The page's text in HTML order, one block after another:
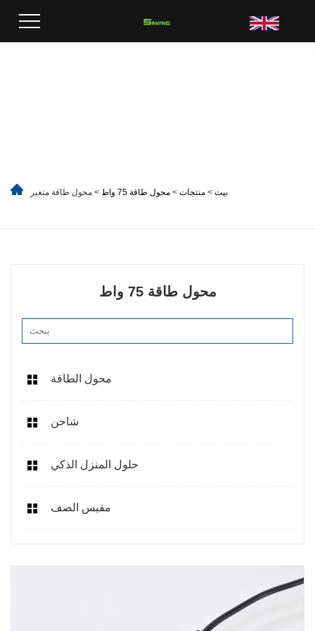
بيت > منتجات > محول طاقة 75 واط > محول طاقة متغير
محول طاقة 75 واط
محول الطاقة
شاحن
حلول المنزل الذكي
مقبس الصف